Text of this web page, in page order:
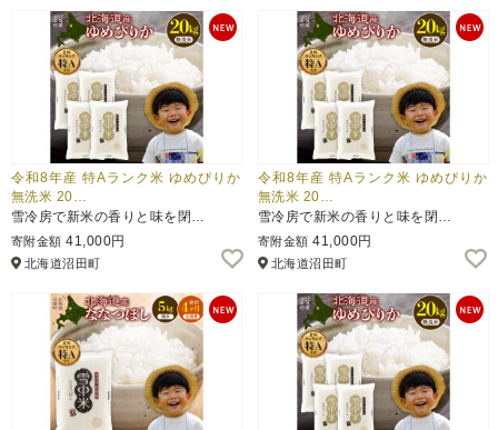
令和8年産 特Aランク米 ゆめぴりか
無洗米 20…
雪冷房で新米の香りと味を閉…
寄附金額 41,000円
北海道沼田町
令和8年産 特Aランク米 ゆめぴりか
無洗米 20…
雪冷房で新米の香りと味を閉…
寄附金額 41,000円
北海道沼田町